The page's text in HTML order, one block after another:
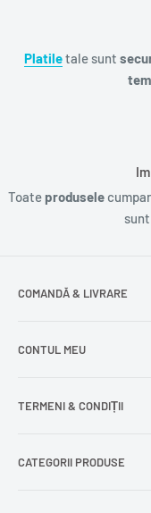
Platiletale sunt
Toate produsele
COMANDĂ & LIVRARE
Livrare gratuită
CONTUL MEU
Comenzile mele
Cont nou
TERMENI & CONDIȚII
Politica de returnare
CATEGORII PRODUSE